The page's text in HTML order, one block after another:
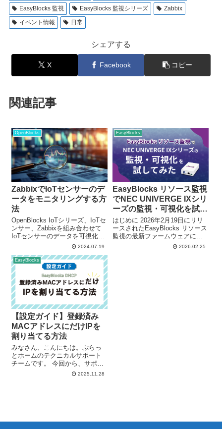
EasyBlocks 監視
EasyBlocks 監視シリーズ
Zabbix
イベント情報
日常
シェアする
X Facebook コピー
関連記事
OpenBlocks
ZabbixでIoTセンサーのデ
ータをモニタリングする方
法
OpenBlocks IoTシリーズ、IoTセ
ンサー、Zabbixを組み合わせて
IoTセンサーのデータを可視化、
センサーデータの内容に閾値を
て試しながら解説していきま
す。今回使用する装置は以下の
構成です。 ・Io...
2024.07.19
EasyBlocks
EasyBlocks リソース監視
でNEC UNIVERGE IXシリ
ーズの監視・可視化を試し
てみた
はじめに 2026年2月19日にリリ
ースされたEasyBlocks リソース
監視の最新ファームウェアにお
いて、新たにNEC UNIVERGE
2026.02.25
EasyBlocks
【設定ガイド】登録済み
MACアドレスにだけIPを
割り当てる方法
みなさん、こんにちは。ぷらっ
とホームのテクニカルサポート
チームです。 今回から、サポー
ト窓口に寄せられるご質問や実
2025.11.28